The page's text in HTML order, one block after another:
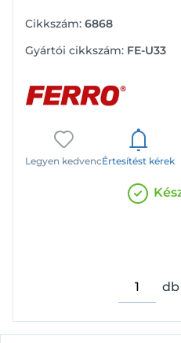
Cikkszám: 6868
Gyártói cikkszám: FE-U33
Legyen kedvencÉrtesítést kérek
db